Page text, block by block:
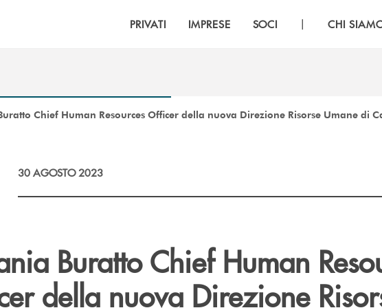
PRIVATI IMPRESE SOCI | CHI
Chief Human Resources Officer della nuova Direzione Risorse Umane di
30 AGOSTO 2023
Buratto Chief Human
della nuova Direzione